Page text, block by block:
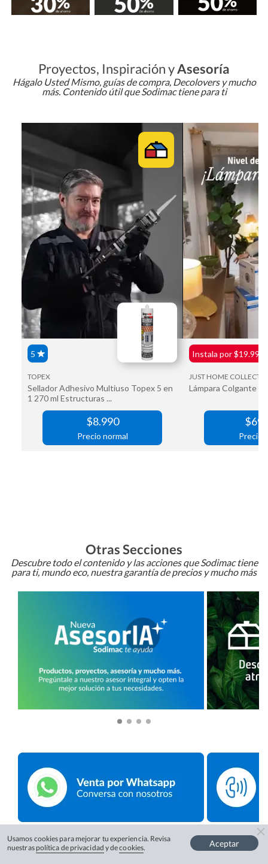
Proyectos, Inspiración yAsesoría
Hágalo Usted Mismo, guías de compra, Decolovers y mucho
más. Contenido útil que Sodimac tiene para ti
Otras Secciones
Descubre todo el contenido y las acciones que Sodimac tiene
para ti, mundo eco, nuestra garantía de precios y mucho más
Usamos cookies para mejorar tu experiencia. Revisa
nuestras política de privacidad y decookies. Aceptar